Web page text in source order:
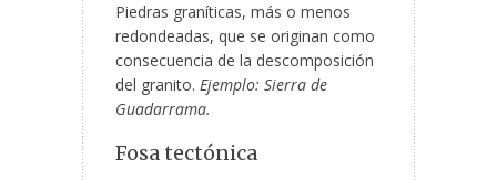
Piedras graníticas, más o menos
redondeadas, que se originan como
consecuencia de la descomposición
del granito. Ejemplo: Sierra de
Guadarrama.
Fosa tectónica